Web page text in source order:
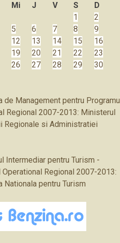
Mi J V S
D
1
2
5 6 7 8
9
12 13 14 15
16
19 20 21 22
23
26 27 28 29
30
de Management pentru Programul
Regional 2007-2013: Ministerul
Regionale si Administratiei
Intermediar pentru Turism -
Operational Regional 2007-2013:
Nationala pentru Turism